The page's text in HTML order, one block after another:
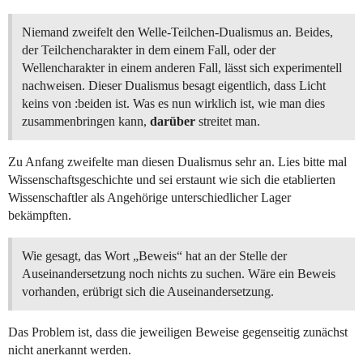
Niemand zweifelt den Welle-Teilchen-Dualismus an. Beides,
der Teilchencharakter in dem einem Fall, oder der
Wellencharakter in einem anderen Fall, lässt sich experimentell
nachweisen. Dieser Dualismus besagt eigentlich, dass Licht
keins von :beiden ist. Was es nun wirklich ist, wie man dies
zusammenbringen kann, darüber streitet man.
Zu Anfang zweifelte man diesen Dualismus sehr an. Lies bitte mal
Wissenschaftsgeschichte und sei erstaunt wie sich die etablierten
Wissenschaftler als Angehörige unterschiedlicher Lager
bekämpften.
Wie gesagt, das Wort „Beweis“ hat an der Stelle der
Auseinandersetzung noch nichts zu suchen. Wäre ein Beweis
vorhanden, erübrigt sich die Auseinandersetzung.
Das Problem ist, dass die jeweiligen Beweise gegenseitig zunächst
nicht anerkannt werden.